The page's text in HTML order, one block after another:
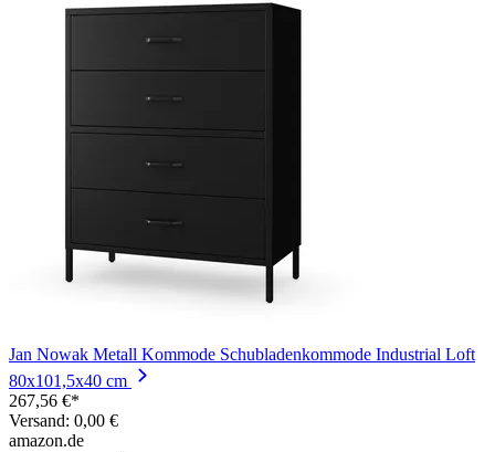
Jan Nowak Metall Kommode Schubladenkommode Industrial Loft
80x101,5x40 cm
267,56 €*
Versand: 0,00 €
amazon.de